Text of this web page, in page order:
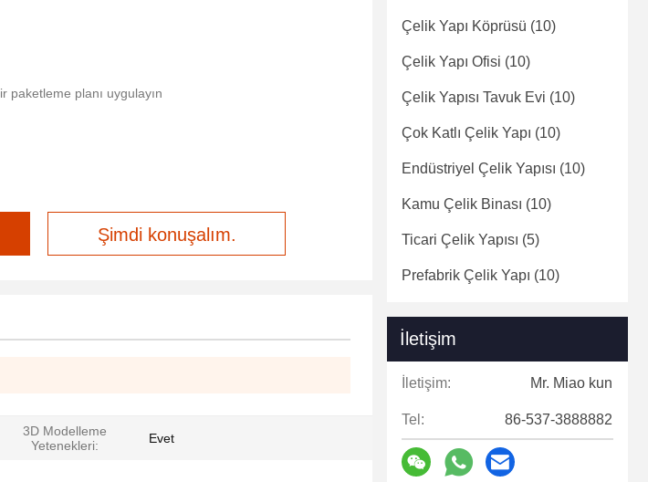
paketleme planı uygulayın
Şimdi konuşalım.
3D Modelleme
Yetenekleri:
Evet
Çelik Yapı Köprüsü (10)
Çelik Yapı Ofisi (10)
Çelik Yapısı Tavuk Evi (10)
Çok Katlı Çelik Yapı (10)
Endüstriyel Çelik Yapısı (10)
Kamu Çelik Binası (10)
Ticari Çelik Yapısı (5)
Prefabrik Çelik Yapı (10)
İletişim
İletişim: Mr. Miao kun
Tel: 86-537-3888882